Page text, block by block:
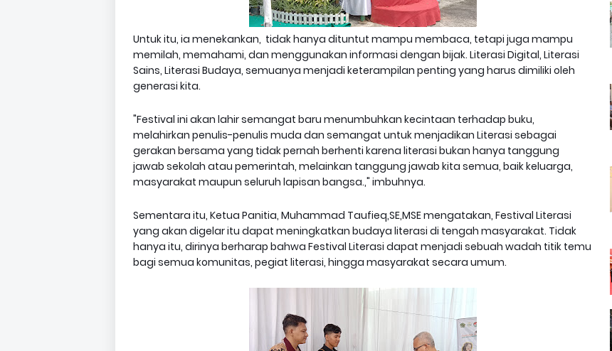
Untuk itu, ia menekankan, tidak hanya dituntut mampu membaca, tetapi juga mampu
memilah, memahami, dan menggunakan informasi dengan bijak. Literasi Digital, Literasi
Sains, Literasi Budaya, semuanya menjadi keterampilan penting yang harus dimiliki oleh
generasi kita.
"Festival ini akan lahir semangat baru menumbuhkan kecintaan terhadap buku,
melahirkan penulis-penulis muda dan semangat untuk menjadikan Literasi sebagai
gerakan bersama yang tidak pernah berhenti karena literasi bukan hanya tanggung
jawab sekolah atau pemerintah, melainkan tanggung jawab kita semua, baik keluarga,
masyarakat maupun seluruh lapisan bangsa.," imbuhnya.
Sementara itu, Ketua Panitia, Muhammad Taufieq,SE,MSE mengatakan, Festival Literasi
yang akan digelar itu dapat meningkatkan budaya literasi di tengah masyarakat. Tidak
hanya itu, dirinya berharap bahwa Festival Literasi dapat menjadi sebuah wadah titik temu
bagi semua komunitas, pegiat literasi, hingga masyarakat secara umum.